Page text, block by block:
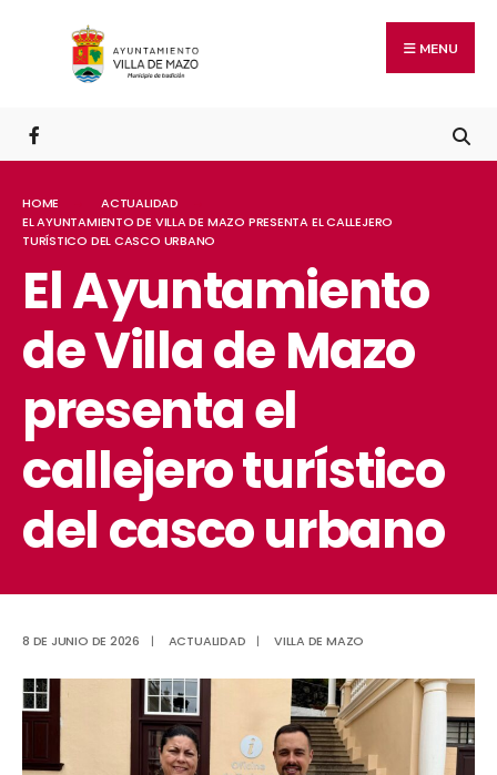
MENU
HOME
ACTUALIDAD
EL AYUNTAMIENTO DE VILLA DE MAZO PRESENTA EL CALLEJERO
TURÍSTICO DEL CASCO URBANO
El Ayuntamiento
de Villa de Mazo
presenta el
callejero turístico
del casco urbano
8 DE JUNIO DE 2026 | ACTUALIDAD | VILLA DE MAZO